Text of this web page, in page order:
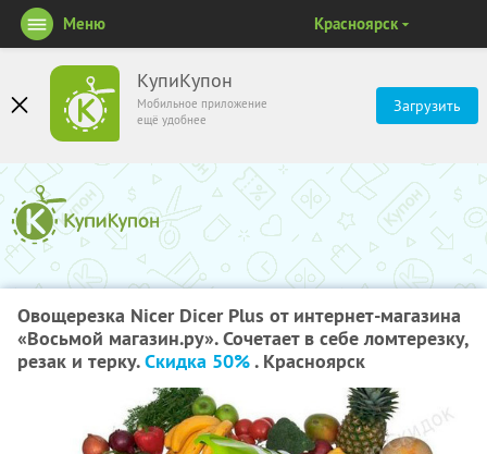
КупиКупон
Мобильное приложение
ещё удобнее
Загрузить
Меню Красноярск
Овощерезка Nicer Dicer Plus от интернет-магазина
«Восьмой магазин.ру». Сочетает в себе ломтерезку,
резак и терку.Скидка 50%. Красноярск